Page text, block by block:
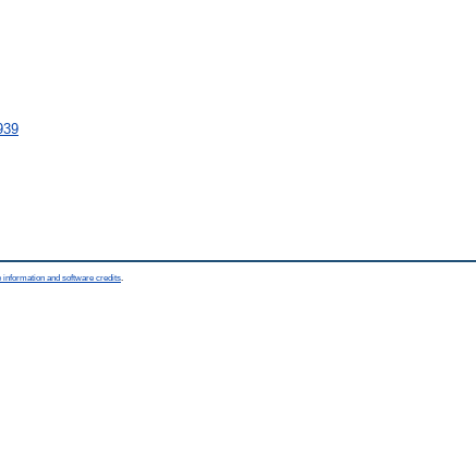
information and software credits